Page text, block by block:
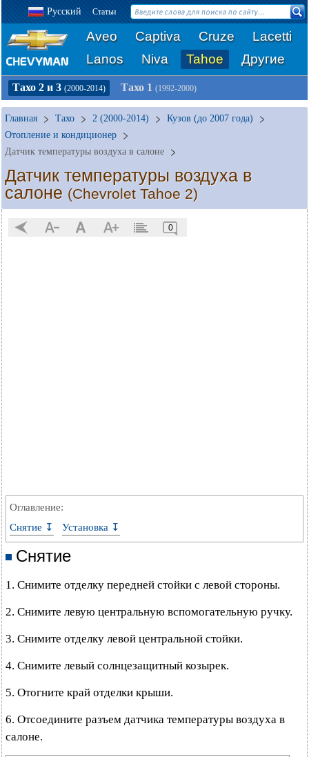
Русский Статьи
Aveo Captiva Cruze
Lacetti
Lanos
Niva Tahoe Другие
Тахо 2 и 3 (2000-2014) Тахо 1 (1992-2000)
Главная Тахо 2 (2000-2014)
Кузов (до 2007 года)
Отопление и кондиционер
Датчик температуры воздуха в салоне
Датчик температуры воздуха в
салоне (Chevrolet Tahoe 2)
0
Оглавление:
Снятие ↧
Установка ↧
Снятие
1. Снимите отделку передней стойки с левой стороны.
2. Снимите левую центральную вспомогательную ручку.
3. Снимите отделку левой центральной стойки.
4. Снимите левый солнцезащитный козырек.
5. Отогните край отделки крыши.
6. Отсоедините разъем датчика температуры воздуха в
салоне.